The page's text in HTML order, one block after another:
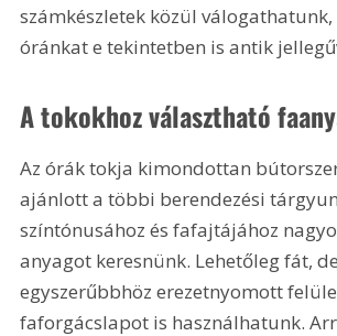
számkészletek közül
óránkat e tekintetben is antik
A tokokhoz választható
Az órák tokja kimondottan
ajánlott a többi berendezési
színtónusához és fafajtájához
anyagot keresnünk. Lehetőleg fát,
egyszerűbbhöz erezetnyomott
faforgácslapot is használhatunk.